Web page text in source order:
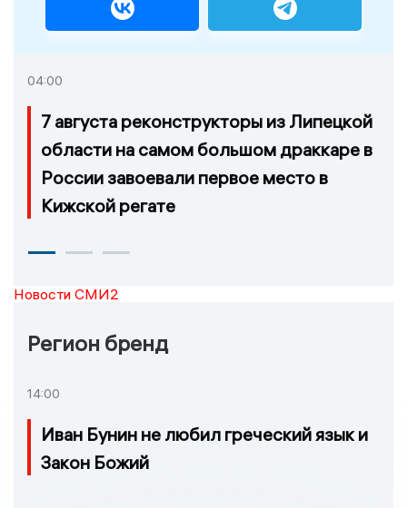
04:00
7 августа реконструкторы из Липецкой
области на самом большом драккаре в
России завоевали первое место в
Кижской регате
Новости СМИ2
Регион бренд
14:00
Иван Бунин не любил греческий язык и
Закон Божий